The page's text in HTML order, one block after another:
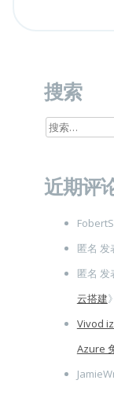
搜索
搜
近期评
匿名 发
匿名 发
云搭建》
Vivod
Azure